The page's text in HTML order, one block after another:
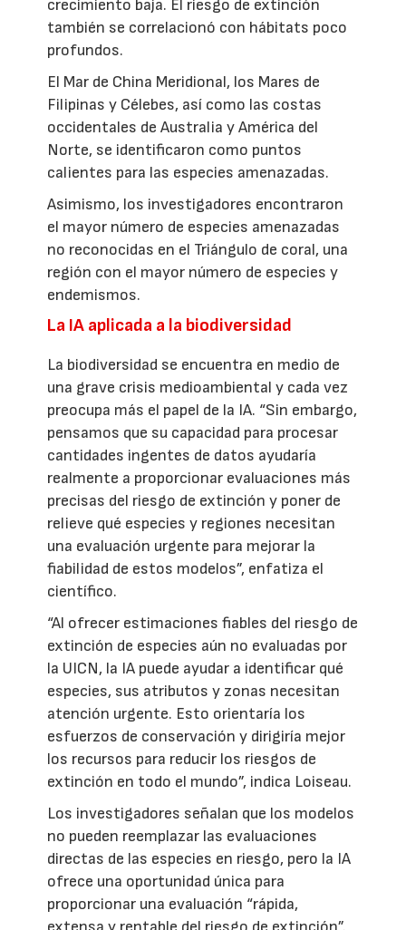
crecimiento baja. El riesgo de extinción
también se correlacionó con hábitats poco
profundos.
El Mar de China Meridional, los Mares de
Filipinas y Célebes, así como las costas
occidentales de Australia y América del
Norte, se identificaron como puntos
calientes para las especies amenazadas.
Asimismo, los investigadores encontraron
el mayor número de especies amenazadas
no reconocidas en el Triángulo de coral, una
región con el mayor número de especies y
endemismos.
La IA aplicada a la biodiversidad
La biodiversidad se encuentra en medio de
una grave crisis medioambiental y cada vez
preocupa más el papel de la IA. “Sin embargo,
pensamos que su capacidad para procesar
cantidades ingentes de datos ayudaría
realmente a proporcionar evaluaciones más
precisas del riesgo de extinción y poner de
relieve qué especies y regiones necesitan
una evaluación urgente para mejorar la
fiabilidad de estos modelos”, enfatiza el
científico.
“Al ofrecer estimaciones fiables del riesgo de
extinción de especies aún no evaluadas por
la UICN, la IA puede ayudar a identificar qué
especies, sus atributos y zonas necesitan
atención urgente. Esto orientaría los
esfuerzos de conservación y dirigiría mejor
los recursos para reducir los riesgos de
extinción en todo el mundo”, indica Loiseau.
Los investigadores señalan que los modelos
no pueden reemplazar las evaluaciones
directas de las especies en riesgo, pero la IA
ofrece una oportunidad única para
proporcionar una evaluación “rápida,